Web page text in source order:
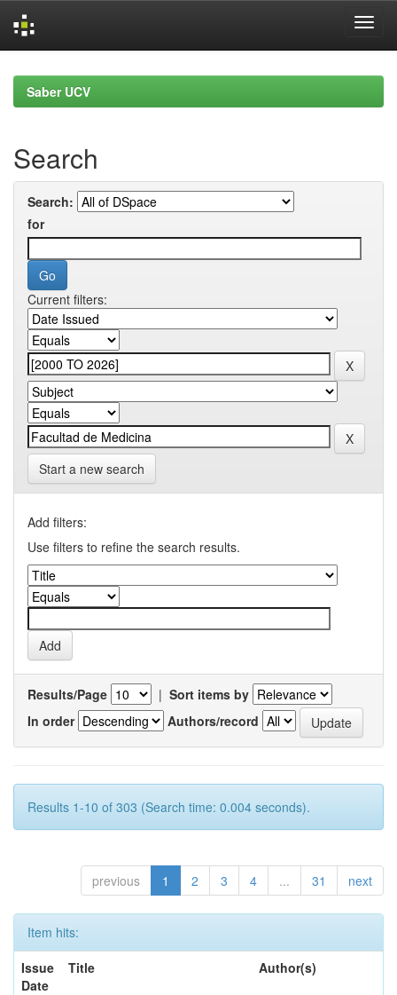
navigationSaber UCV
Search
Search:
for
Current filters:
Start a new search
Add filters:
Use filters to refine the search results.
Results/Page | Sort items by
In order
Authors/record
Results 1-10 of 303 (Search time: 0.004 seconds).
previous 1 2 3 4 ... 31 next
Item hits:
Issue
Date
Title Author(s)